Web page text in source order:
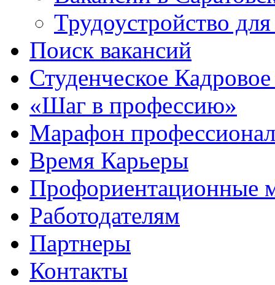
Трудоустройство
Поиск вакансий
Студенческое Кадровое
«Шаг в профессию»
Марафон
Время Карьеры
Профориентационные
Работодателям
Партнеры
Контакты